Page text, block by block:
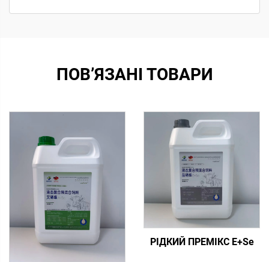
ПОВ’ЯЗАНІ ТОВАРИ
РІДКИЙ ПРЕМІКС E+Se